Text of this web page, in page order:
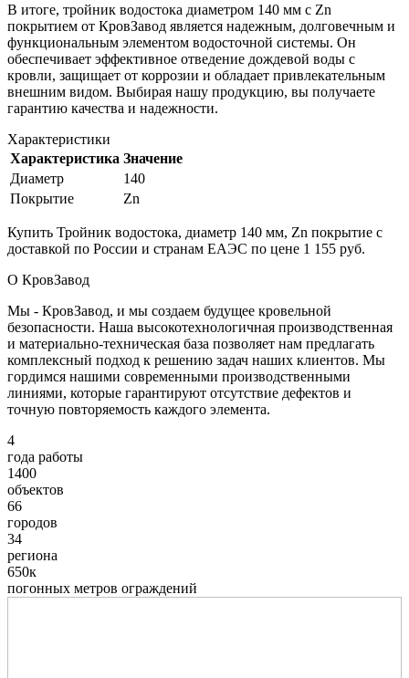
В итоге, тройник водостока диаметром 140 мм с Zn
покрытием от КровЗавод является надежным, долговечным и
функциональным элементом водосточной системы. Он
обеспечивает эффективное отведение дождевой воды с
кровли, защищает от коррозии и обладает привлекательным
внешним видом. Выбирая нашу продукцию, вы получаете
гарантию качества и надежности.
Характеристики
Характеристика Значение
Диаметр
140
Покрытие
Zn
Купить Тройник водостока, диаметр 140 мм, Zn покрытие с
доставкой по России и странам ЕАЭС по цене 1 155 руб.
О КровЗавод
Мы - КровЗавод, и мы создаем будущее кровельной
безопасности. Наша высокотехнологичная производственная
и материально-техническая база позволяет нам предлагать
комплексный подход к решению задач наших клиентов. Мы
гордимся нашими современными производственными
линиями, которые гарантируют отсутствие дефектов и
точную повторяемость каждого элемента.
4
года работы
1400
объектов
66
городов
34
региона
650к
погонных метров ограждений